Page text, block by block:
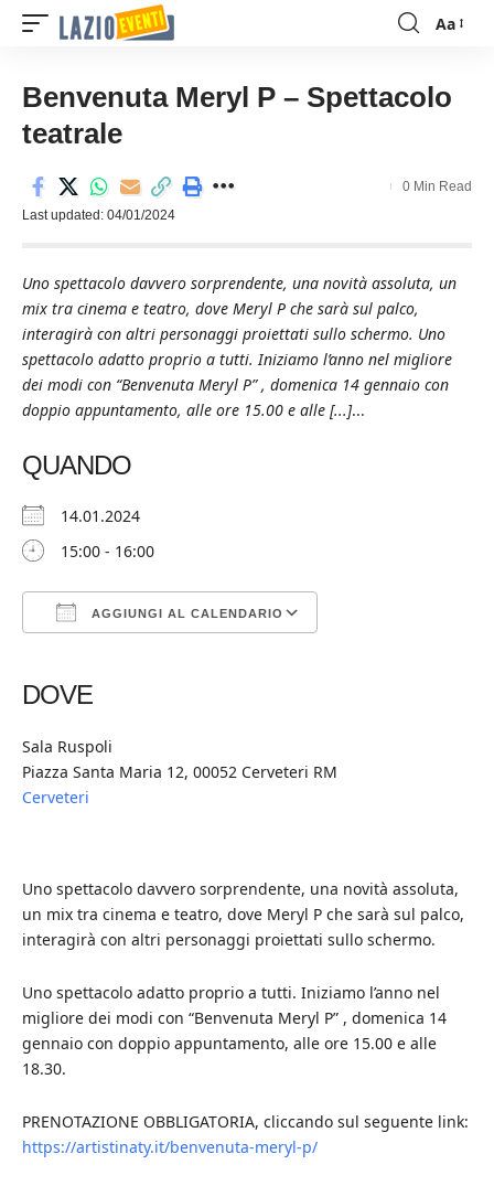
Font
Aa
Benvenuta Meryl P – Spettacolo
teatrale
Last updated: 04/01/2024
0 Min Read
Uno spettacolo davvero sorprendente, una novità assoluta, un
mix tra cinema e teatro, dove Meryl P che sarà sul palco,
interagirà con altri personaggi proiettati sullo schermo. Uno
spettacolo adatto proprio a tutti. Iniziamo l’anno nel migliore
dei modi con “Benvenuta Meryl P” , domenica 14 gennaio con
doppio appuntamento, alle ore 15.00 e alle [...]...
QUANDO
14.01.2024
15:00 - 16:00
AGGIUNGI AL CALENDARIO
DOVE
Sala Ruspoli
Piazza Santa Maria 12, 00052 Cerveteri RM
Cerveteri
Uno spettacolo davvero sorprendente, una novità assoluta,
un mix tra cinema e teatro, dove Meryl P che sarà sul palco,
interagirà con altri personaggi proiettati sullo schermo.
Uno spettacolo adatto proprio a tutti. Iniziamo l’anno nel
migliore dei modi con “Benvenuta Meryl P” , domenica 14
gennaio con doppio appuntamento, alle ore 15.00 e alle
18.30.
PRENOTAZIONE OBBLIGATORIA, cliccando sul seguente link:
https://artistinaty.it/benvenuta-meryl-p/